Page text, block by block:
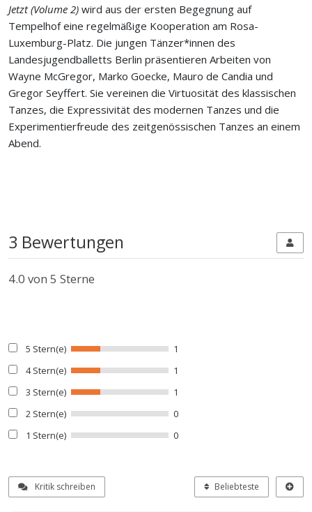
Jetzt (Volume 2) wird aus der ersten Begegnung auf
Tempelhof eine regelmäßige Kooperation am Rosa-
Luxemburg-Platz. Die jungen Tänzer*innen des
Landesjugendballetts Berlin präsentieren Arbeiten von
Wayne McGregor, Marko Goecke, Mauro de Candia und
Gregor Seyffert. Sie vereinen die Virtuosität des klassischen
Tanzes, die Expressivität des modernen Tanzes und die
Experimentierfreude des zeitgenössischen Tanzes an einem
Abend.
3 Bewertungen
4.0 von 5 Sterne
5 Stern(e)
1
4 Stern(e)
1
3 Stern(e)
1
2 Stern(e)
0
1 Stern(e)
0
Kritik schreiben Beliebteste